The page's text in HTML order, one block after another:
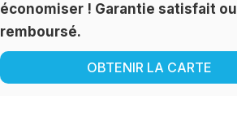
économiser ! Garantie satisfait ou
remboursé.
OBTENIR LA CARTE